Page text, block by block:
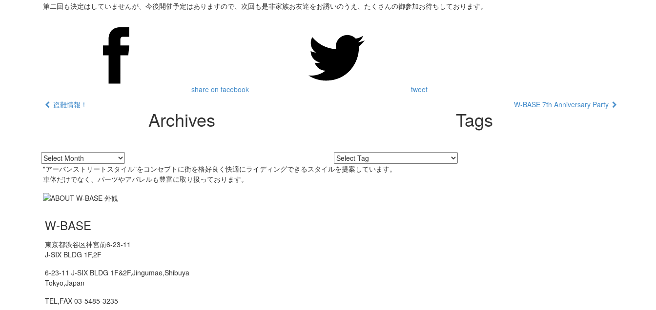
第二回も決定はしていませんが、今後開催予定はありますので、次回も是非家族お友達をお誘いのうえ、たくさんの御参加お待ちしております。
share on facebook
tweet
盗難情報！
W-BASE 7th Anniversary Party
Archives Tags
"アーバンストリートスタイル"をコンセプトに街を格好良く快適にライディングできるスタイルを提案しています。
車体だけでなく、パーツやアパレルも豊富に取り扱っております。
W-BASE
東京都渋谷区神宮前6-23-11
J-SIX BLDG 1F,2F
6-23-11 J-SIX BLDG 1F&2F,Jingumae,Shibuya
Tokyo,Japan
TEL,FAX 03-5485-3235